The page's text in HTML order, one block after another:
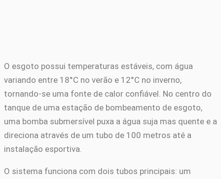
O esgoto possui temperaturas estáveis, com água
variando entre 18°C no verão e 12°C no inverno,
tornando-se uma fonte de calor confiável. No centro do
tanque de uma estação de bombeamento de esgoto,
uma bomba submersível puxa a água suja mas quente e a
direciona através de um tubo de 100 metros até a
instalação esportiva.
O sistema funciona com dois tubos principais: um